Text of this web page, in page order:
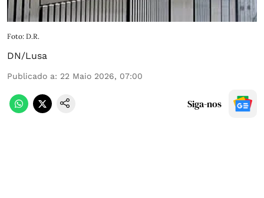
Foto: D.R.
DN/Lusa
Publicado a: 22 Maio 2026, 07:00
Siga-nos